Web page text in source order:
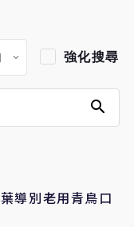
強化搜尋
導別老用青鳥口